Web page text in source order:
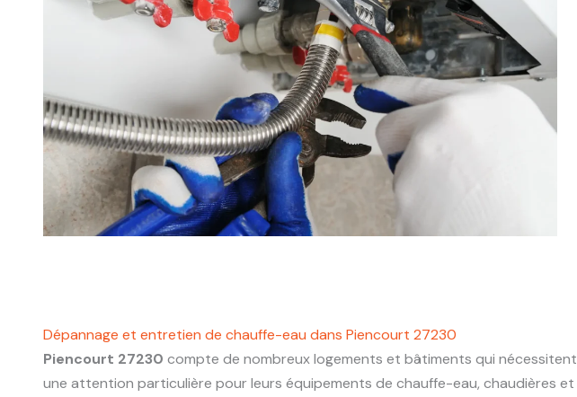
Dépannage et entretien de chauffe-eau dans Piencourt 27230
Piencourt 27230 compte de nombreux logements et bâtiments qui nécessitent
une attention particulière pour leurs équipements de chauffe-eau, chaudières et